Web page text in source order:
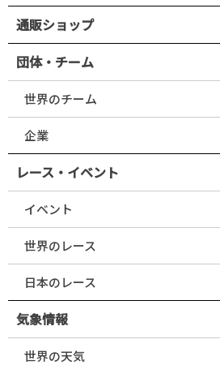
通販ショップ
団体・チーム
世界のチーム
企業
レース・イベント
イベント
世界のレース
日本のレース
気象情報
世界の天気